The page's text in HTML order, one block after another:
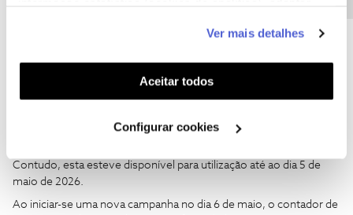
funcionalidades (cookies de personalização e
funcionalidade) e adaptar anúncios aos seus interesses
(cookies de publicidade personalizada). Pode gerir a
utilização dos cookies clicando em "Configurar
Ver mais detalhes
Aceitar todos
Configurar cookies
Rafaela F.
@Claudia Toledo, e lamentamos que não tenha
Contudo, esta esteve disponível para utilização até ao dia 5 de
maio de 2026.
Ao iniciar-se uma nova campanha no dia 6 de maio, o contador de